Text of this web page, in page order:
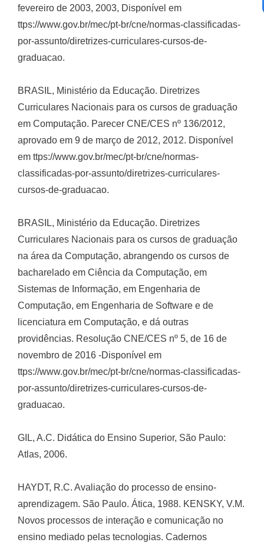
fevereiro de 2003, 2003, Disponível em
ttps://www.gov.br/mec/pt-br/cne/normas-classificadas-
por-assunto/diretrizes-curriculares-cursos-de-
graduacao.
BRASIL, Ministério da Educação. Diretrizes
Curriculares Nacionais para os cursos de graduação
em Computação. Parecer CNE/CES nº 136/2012,
aprovado em 9 de março de 2012, 2012. Disponível
em ttps://www.gov.br/mec/pt-br/cne/normas-
classificadas-por-assunto/diretrizes-curriculares-
cursos-de-graduacao.
BRASIL, Ministério da Educação. Diretrizes
Curriculares Nacionais para os cursos de graduação
na área da Computação, abrangendo os cursos de
bacharelado em Ciência da Computação, em
Sistemas de Informação, em Engenharia de
Computação, em Engenharia de Software e de
licenciatura em Computação, e dá outras
providências. Resolução CNE/CES nº 5, de 16 de
novembro de 2016 -Disponível em
ttps://www.gov.br/mec/pt-br/cne/normas-classificadas-
por-assunto/diretrizes-curriculares-cursos-de-
graduacao.
GIL, A.C. Didática do Ensino Superior, São Paulo:
Atlas, 2006.
HAYDT, R.C. Avaliação do processo de ensino-
aprendizagem. São Paulo. Ática, 1988. KENSKY, V.M.
Novos processos de interação e comunicação no
ensino mediado pelas tecnologias. Cadernos